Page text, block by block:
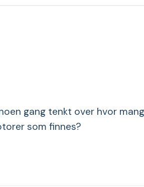
gang tenkt over hvor
som finnes?